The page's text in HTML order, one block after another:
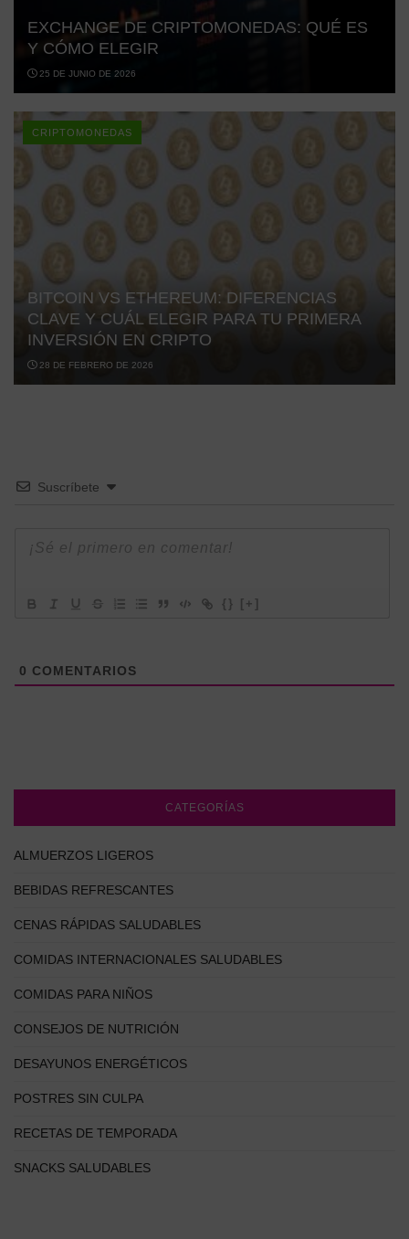
EXCHANGE DE CRIPTOMONEDAS: QUÉ ES
Y CÓMO ELEGIR
25 DE JUNIO DE 2026
CRIPTOMONEDAS
BITCOIN VS ETHEREUM: DIFERENCIAS
CLAVE Y CUÁL ELEGIR PARA TU PRIMERA
INVERSIÓN EN CRIPTO
28 DE FEBRERO DE 2026
Suscríbete
{} [+]
0 COMENTARIOS
CATEGORÍAS
ALMUERZOS LIGEROS
BEBIDAS REFRESCANTES
CENAS RÁPIDAS SALUDABLES
COMIDAS INTERNACIONALES SALUDABLES
COMIDAS PARA NIÑOS
CONSEJOS DE NUTRICIÓN
DESAYUNOS ENERGÉTICOS
POSTRES SIN CULPA
RECETAS DE TEMPORADA
SNACKS SALUDABLES